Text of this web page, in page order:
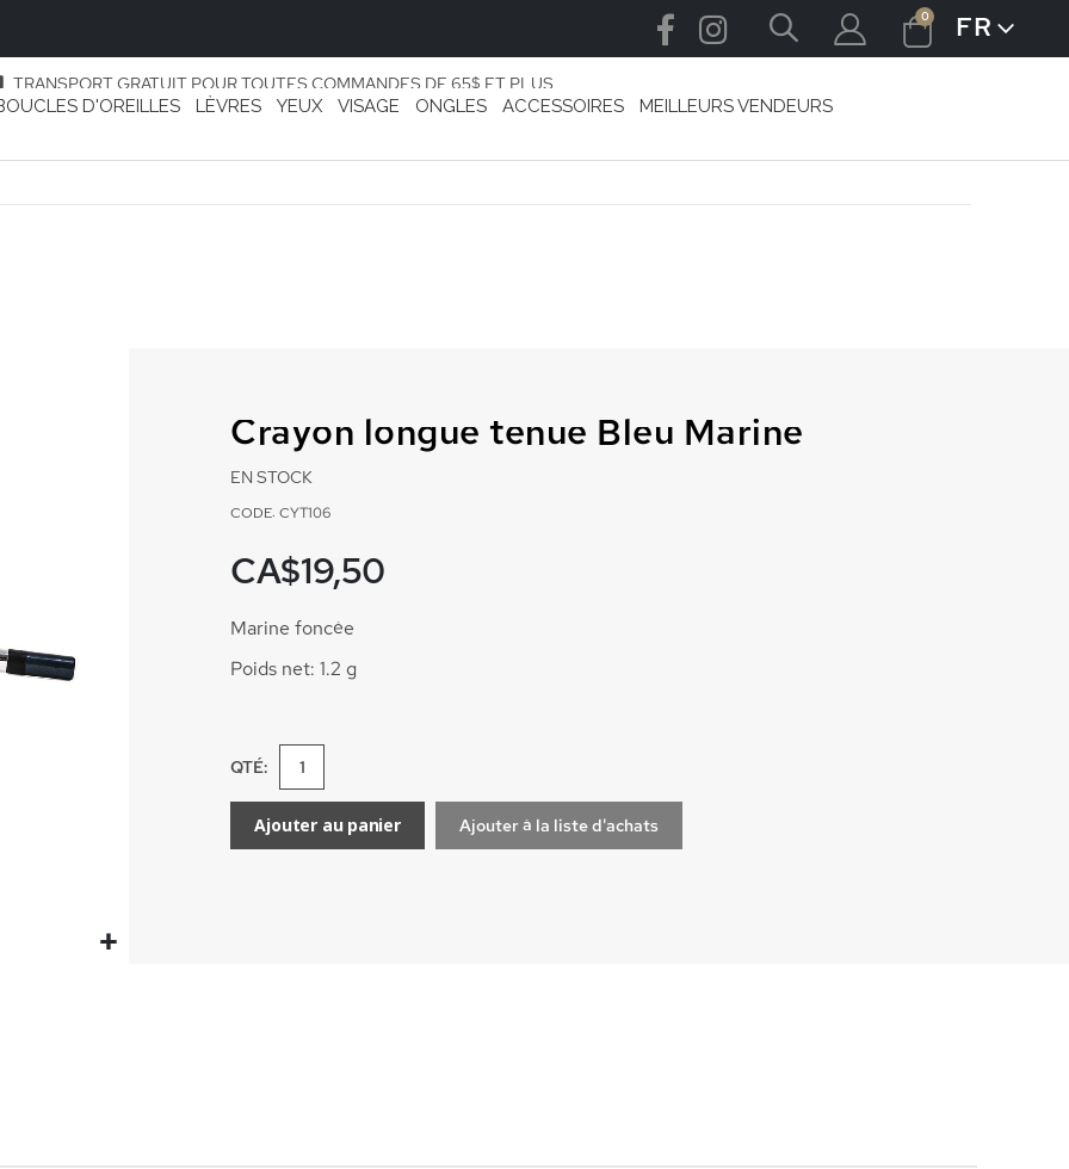
Cart
0articlesLANGUE
FR
TRANSPORT GRATUIT POUR TOUTES COMMANDES DE 65$ ET PLUS
D'OREILLES LÈVRES YEUX VISAGE ONGLES ACCESSOIRES
MEILLEURS VENDEURS
Crayon longue tenue Bleu Marine
EN STOCK
CODE: CYT106
CA$19,50
Marine foncée
Poids net: 1.2 g
QTÉ:
Ajouter au panier Ajouter à la liste d'achats